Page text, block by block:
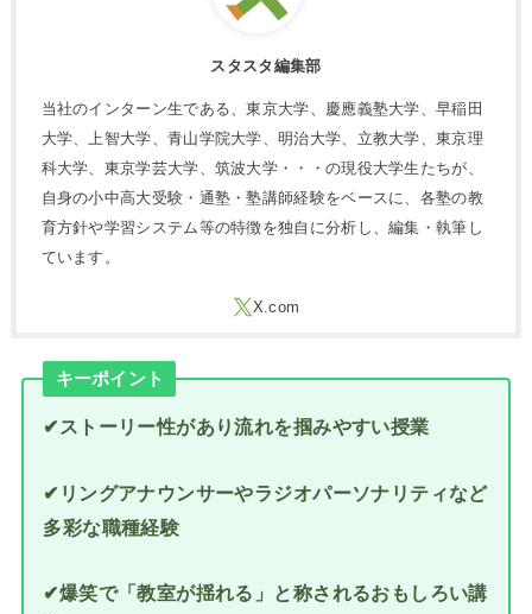
スタスタ編集部
当社のインターン生である、東京大学、慶應義塾大学、早稲田
大学、上智大学、青山学院大学、明治大学、立教大学、東京理
科大学、東京学芸大学、筑波大学・・・の現役大学生たちが、
自身の小中高大受験・通塾・塾講師経験をベースに、各塾の教
育方針や学習システム等の特徴を独自に分析し、編集・執筆し
ています。
キーポイント
✔ストーリー性があり流れを掴みやすい授業
✔リングアナウンサーやラジオパーソナリティなど
多彩な職種経験
✔爆笑で「教室が揺れる」と称されるおもしろい講